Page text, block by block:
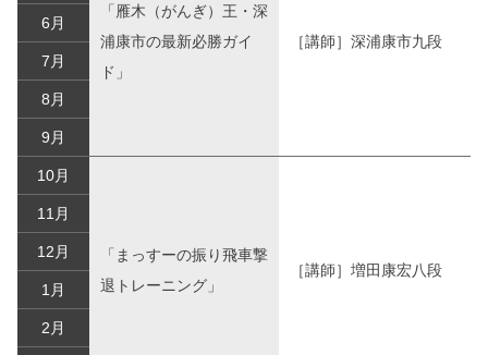
「雁木（がんぎ）王・深
浦康市の最新必勝ガイ
ド」
［講師］深浦康市九段
6月
7月
8月
9月
10月
「まっすーの振り飛車撃
退トレーニング」
［講師］増田康宏八段
11月
12月
1月
2月